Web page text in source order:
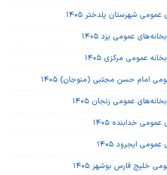
شهرستان پلدختر ۱۴۰۵
عمومی یزد ۱۴۰۵
عمومی مرکزی ۱۴۰۵
امام حسن مجتبی (منوجان) ۱۴۰۵
عمومی زنجان ۱۴۰۵
خدابنده ۱۴۰۵
ایجرود ۱۴۰۵
خلیج فارس بوشهر ۱۴۰۵